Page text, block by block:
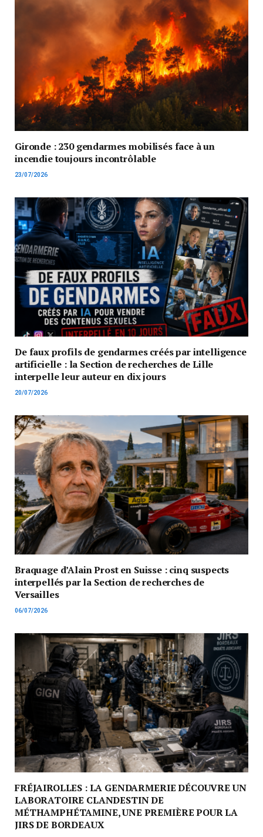
Gironde : 230 gendarmes mobilisés face à un
incendie toujours incontrôlable
23/07/2026
De faux profils de gendarmes créés par intelligence
artificielle : la Section de recherches de Lille
interpelle leur auteur en dix jours
20/07/2026
Braquage d’Alain Prost en Suisse : cinq suspects
interpellés par la Section de recherches de
Versailles
06/07/2026
FRÉJAIROLLES : LA GENDARMERIE DÉCOUVRE UN
LABORATOIRE CLANDESTIN DE
MÉTHAMPHÉTAMINE, UNE PREMIÈRE POUR LA
JIRS DE BORDEAUX